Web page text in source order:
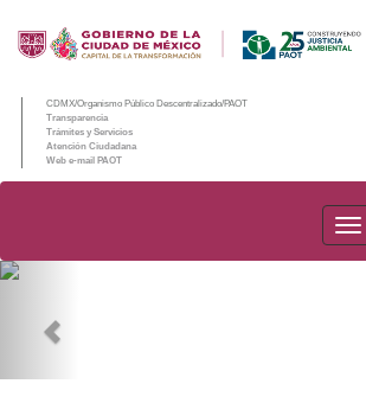
CDMX/Organismo Público Descentralizado/PAOT
Transparencia
Trámites y Servicios
Atención Ciudadana
Web e-mail PAOT